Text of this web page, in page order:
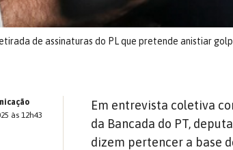
de assinaturas do PL que pretende anistiar
às 12h43
Em entrevista coletiva
da Bancada do PT,
dizem pertencer a base